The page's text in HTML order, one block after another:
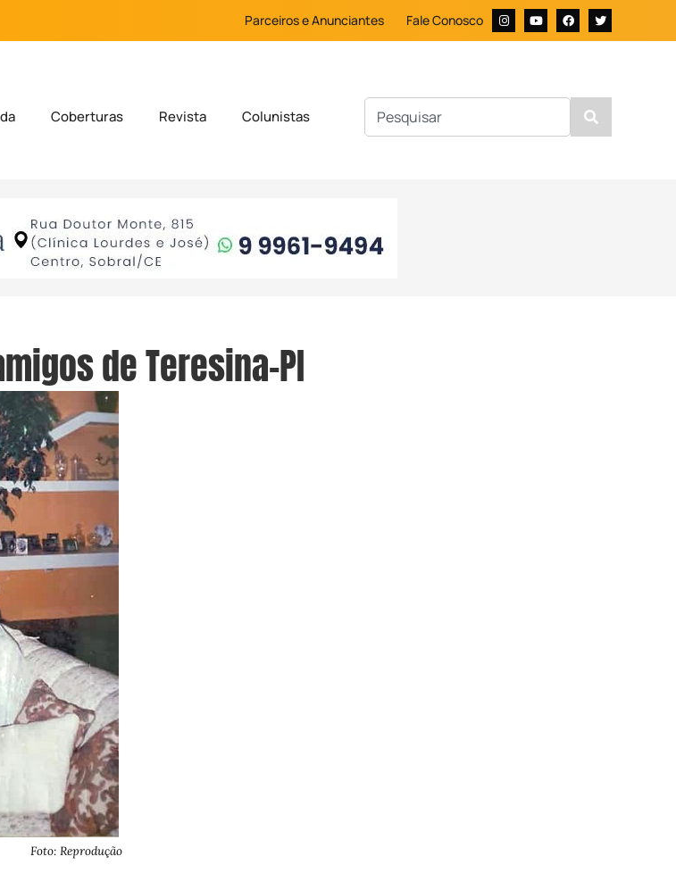
Parceiros e Anunciantes Fale Conosco
Coberturas Revista Colunistas
de Teresina-PI
Foto: Reprodução